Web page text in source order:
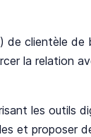
clientèle
la relation
les outils
et proposer